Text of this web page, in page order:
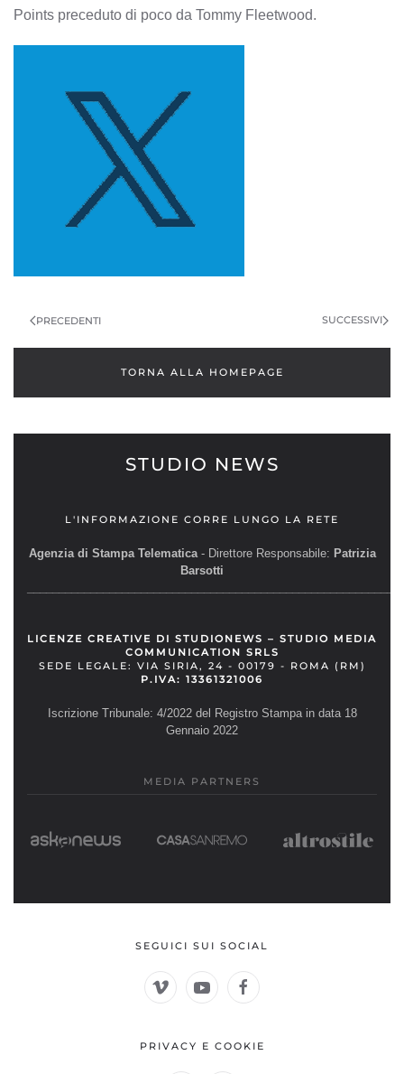
Points preceduto di poco da Tommy Fleetwood.
ARTICOLI
PRECEDENTI SUCCESSIVI
TORNA ALLA HOMEPAGE
STUDIO NEWS
L'INFORMAZIONE CORRE LUNGO LA RETE
Agenzia di Stampa Telematica- Direttore Responsabile: Patrizia
Barsotti
LICENZE CREATIVE DI STUDIONEWS – STUDIO MEDIA
COMMUNICATION SRLS
SEDE LEGALE: VIA SIRIA, 24 - 00179 - ROMA (RM)
P.IVA: 13361321006
Iscrizione Tribunale: 4/2022 del Registro Stampa in data 18
Gennaio 2022
MEDIA PARTNERS
SEGUICI SUI SOCIAL
PRIVACY E COOKIE